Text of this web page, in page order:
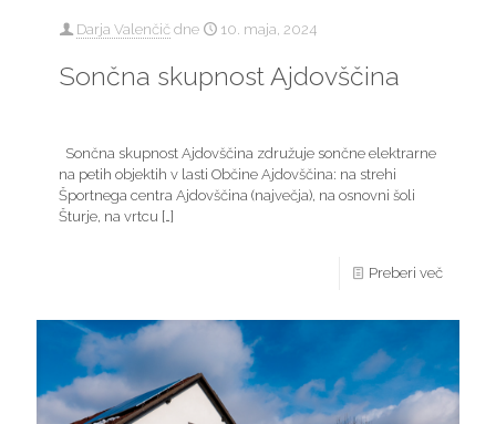
Darja Valenčič dne 10. maja, 2024
Sončna skupnost Ajdovščina
Sončna skupnost Ajdovščina združuje sončne elektrarne
na petih objektih v lasti Občine Ajdovščina: na strehi
Športnega centra Ajdovščina (največja), na osnovni šoli
Šturje, na vrtcu […]
Preberi več